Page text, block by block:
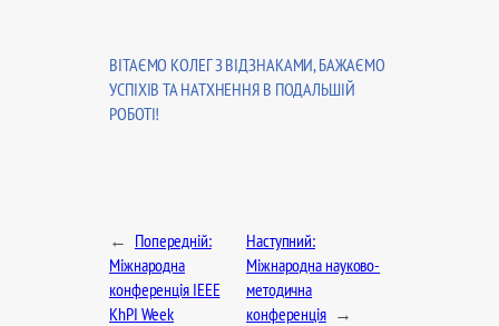
ВІТАЄМО КОЛЕГ З ВІДЗНАКАМИ, БАЖАЄМО
УСПІХІВ ТА НАТХНЕННЯ В ПОДАЛЬШІЙ
РОБОТІ!
← Попередній:
Міжнародна
конференція IEEE
KhPI Week
Наступний:
Міжнародна науково-
методична
конференція →